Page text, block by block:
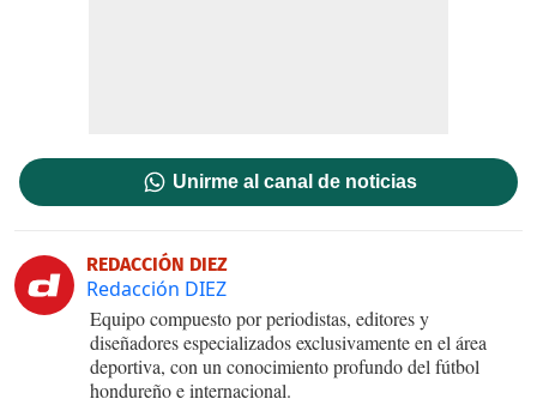
Unirme al canal de noticias
REDACCIÓN DIEZ
Redacción DIEZ
Equipo compuesto por periodistas, editores y
diseñadores especializados exclusivamente en el área
deportiva, con un conocimiento profundo del fútbol
hondureño e internacional.